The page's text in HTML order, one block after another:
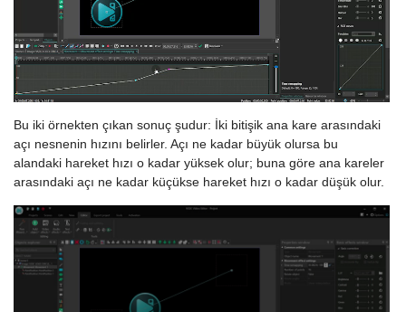
Bu iki örnekten çıkan sonuç şudur: İki bitişik ana kare arasındaki
açı nesnenin hızını belirler. Açı ne kadar büyük olursa bu
alandaki hareket hızı o kadar yüksek olur; buna göre ana kareler
arasındaki açı ne kadar küçükse hareket hızı o kadar düşük olur.